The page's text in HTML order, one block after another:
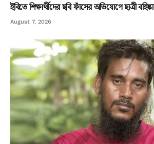
ইবিতে শিক্ষার্থীদের ছবি ফাঁসের অভিযোগে ছাত্রী
August 7, 2026